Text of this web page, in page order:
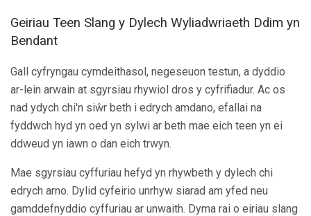
Geiriau Teen Slang y Dylech Wyliadwriaeth Ddim yn
Bendant
Gall cyfryngau cymdeithasol, negeseuon testun, a dyddio
ar-lein arwain at sgyrsiau rhywiol dros y cyfrifiadur. Ac os
nad ydych chi'n siŵr beth i edrych amdano, efallai na
fyddwch hyd yn oed yn sylwi ar beth mae eich teen yn ei
ddweud yn iawn o dan eich trwyn.
Mae sgyrsiau cyffuriau hefyd yn rhywbeth y dylech chi
edrych arno. Dylid cyfeirio unrhyw siarad am yfed neu
gamddefnyddio cyffuriau ar unwaith. Dyma rai o eiriau slang